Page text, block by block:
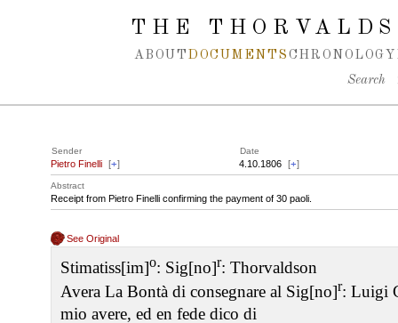
Spring navigation over
THE
ABOUT DOCUMENTS CHRONOLOGY
Search
Sender Date
Pietro Finelli [+] 4.10.1806 [+]
Abstract
Receipt from Pietro Finelli confirming the payment of 30 paoli.
See Original
Stimatiss[im]o: Sig[no]r: Thorvaldson
Avera La Bontà di consegnare al Sig[no]r: Luigi
mio avere, ed en fede dico di